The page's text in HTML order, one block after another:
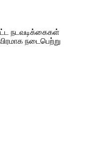
நடவடிக்கைகள்
நடைபெற்று